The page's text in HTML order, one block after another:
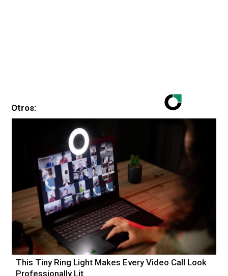
Otros:
This Tiny Ring Light Makes Every Video Call Look
Professionally Lit